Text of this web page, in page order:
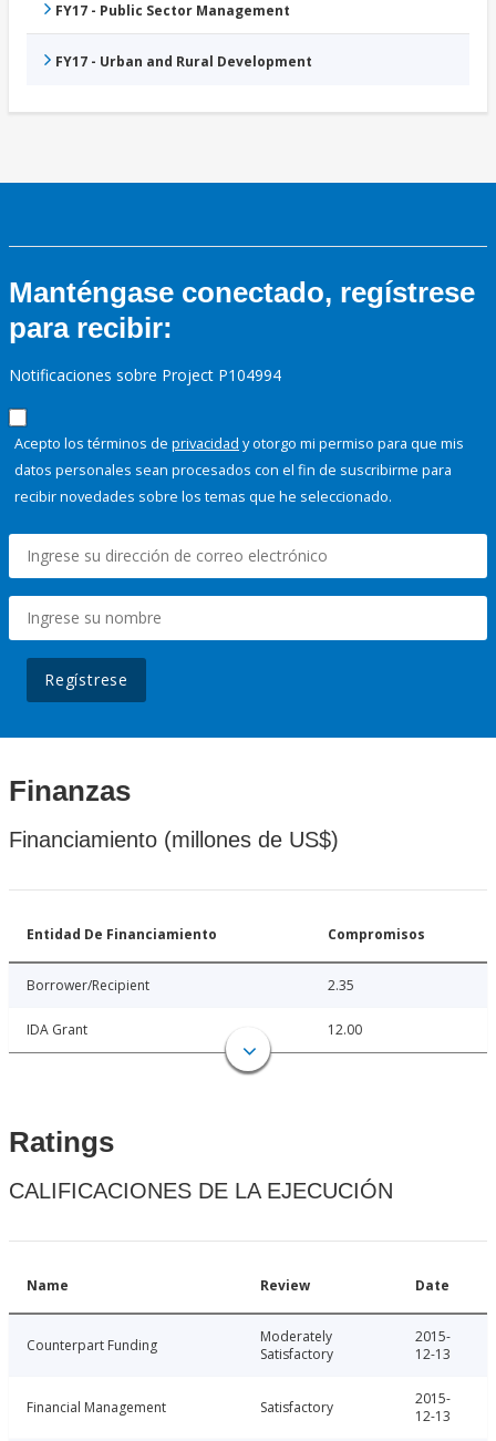
FY17 - Public Sector Management
FY17 - Urban and Rural Development
Manténgase conectado, regístrese
para recibir:
Notificaciones sobre Project P104994
Acepto los términos de privacidad y otorgo mi permiso para que mis
datos personales sean procesados con el fin de suscribirme para
recibir novedades sobre los temas que he seleccionado.
Regístrese
Finanzas
Financiamiento (millones de US$)
Entidad De Financiamiento Compromisos
Borrower/Recipient 2.35
IDA Grant 12.00
Ratings
CALIFICACIONES DE LA EJECUCIÓN
Name Review Date
Counterpart Funding
Moderately
Satisfactory
2015-
12-13
Financial Management Satisfactory
2015-
12-13